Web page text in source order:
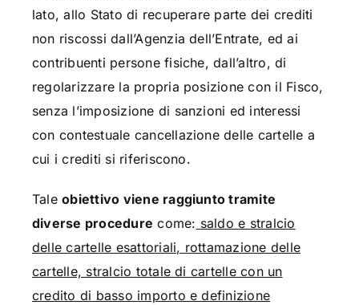
lato, allo Stato di recuperare parte dei crediti
non riscossi dall’Agenzia dell’Entrate, ed ai
contribuenti persone fisiche, dall’altro, di
regolarizzare la propria posizione con il Fisco,
senza l’imposizione di sanzioni ed interessi
con contestuale cancellazione delle cartelle a
cui i crediti si riferiscono.
Taleobiettivo viene raggiunto tramite
diverse procedure come: saldo e stralcio
delle cartelle esattoriali, rottamazione delle
cartelle, stralcio totale di cartelle con un
credito di basso importo e definizione